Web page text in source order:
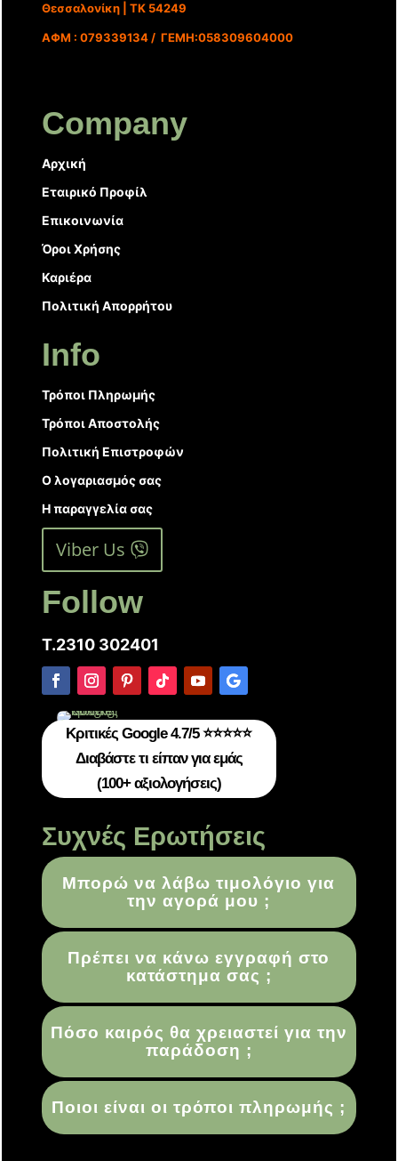
Θεσσαλονίκη | ΤΚ 54249
ΑΦΜ : 079339134 / ΓΕΜΗ:058309604000
Company
Αρχική
Εταιρικό Προφίλ
Επικοινωνία
Όροι Χρήσης
Καριέρα
Πολιτική Απορρήτου
Info
Τρόποι Πληρωμής
Τρόποι Αποστολής
Πολιτική Επιστροφών
Ο λογαριασμός σας
Η παραγγελία σας
Viber Us
Follow
T.2310 302401
Κριτικές Google 4.7/5 ⭐⭐⭐⭐⭐
Διαβάστε τι είπαν για εμάς
(100+ αξιολογήσεις)
Συχνές Ερωτήσεις
Μπορώ να λάβω τιμολόγιο για
την αγορά μου ;
Πρέπει να κάνω εγγραφή στο
κατάστημα σας ;
Πόσο καιρός θα χρειαστεί για την
παράδοση ;
Ποιοι είναι οι τρόποι πληρωμής ;